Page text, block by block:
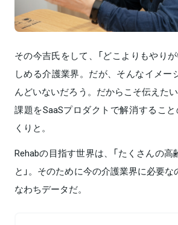
その今吉氏をして、「どこよりもやり
しめる介護業界。だが、そんなイメー
んどいないだろう。だからこそ伝えた
課題をSaaSプロダクトで解消すること
くりと。
Rehabの目指す世界は、「たくさんの
と」。そのために今の介護業界に必要
なわちデータだ。